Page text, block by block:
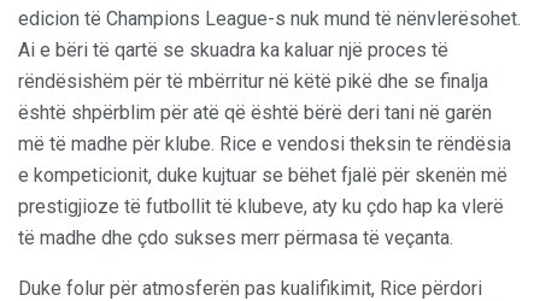
edicion të Champions League-s nuk mund të nënvlerësohet.
Ai e bëri të qartë se skuadra ka kaluar një proces të
rëndësishëm për të mbërritur në këtë pikë dhe se finalja
është shpërblim për atë që është bërë deri tani në garën
më të madhe për klube. Rice e vendosi theksin te rëndësia
e kompeticionit, duke kujtuar se bëhet fjalë për skenën më
prestigjioze të futbollit të klubeve, aty ku çdo hap ka vlerë
të madhe dhe çdo sukses merr përmasa të veçanta.
Duke folur për atmosferën pas kualifikimit, Rice përdori